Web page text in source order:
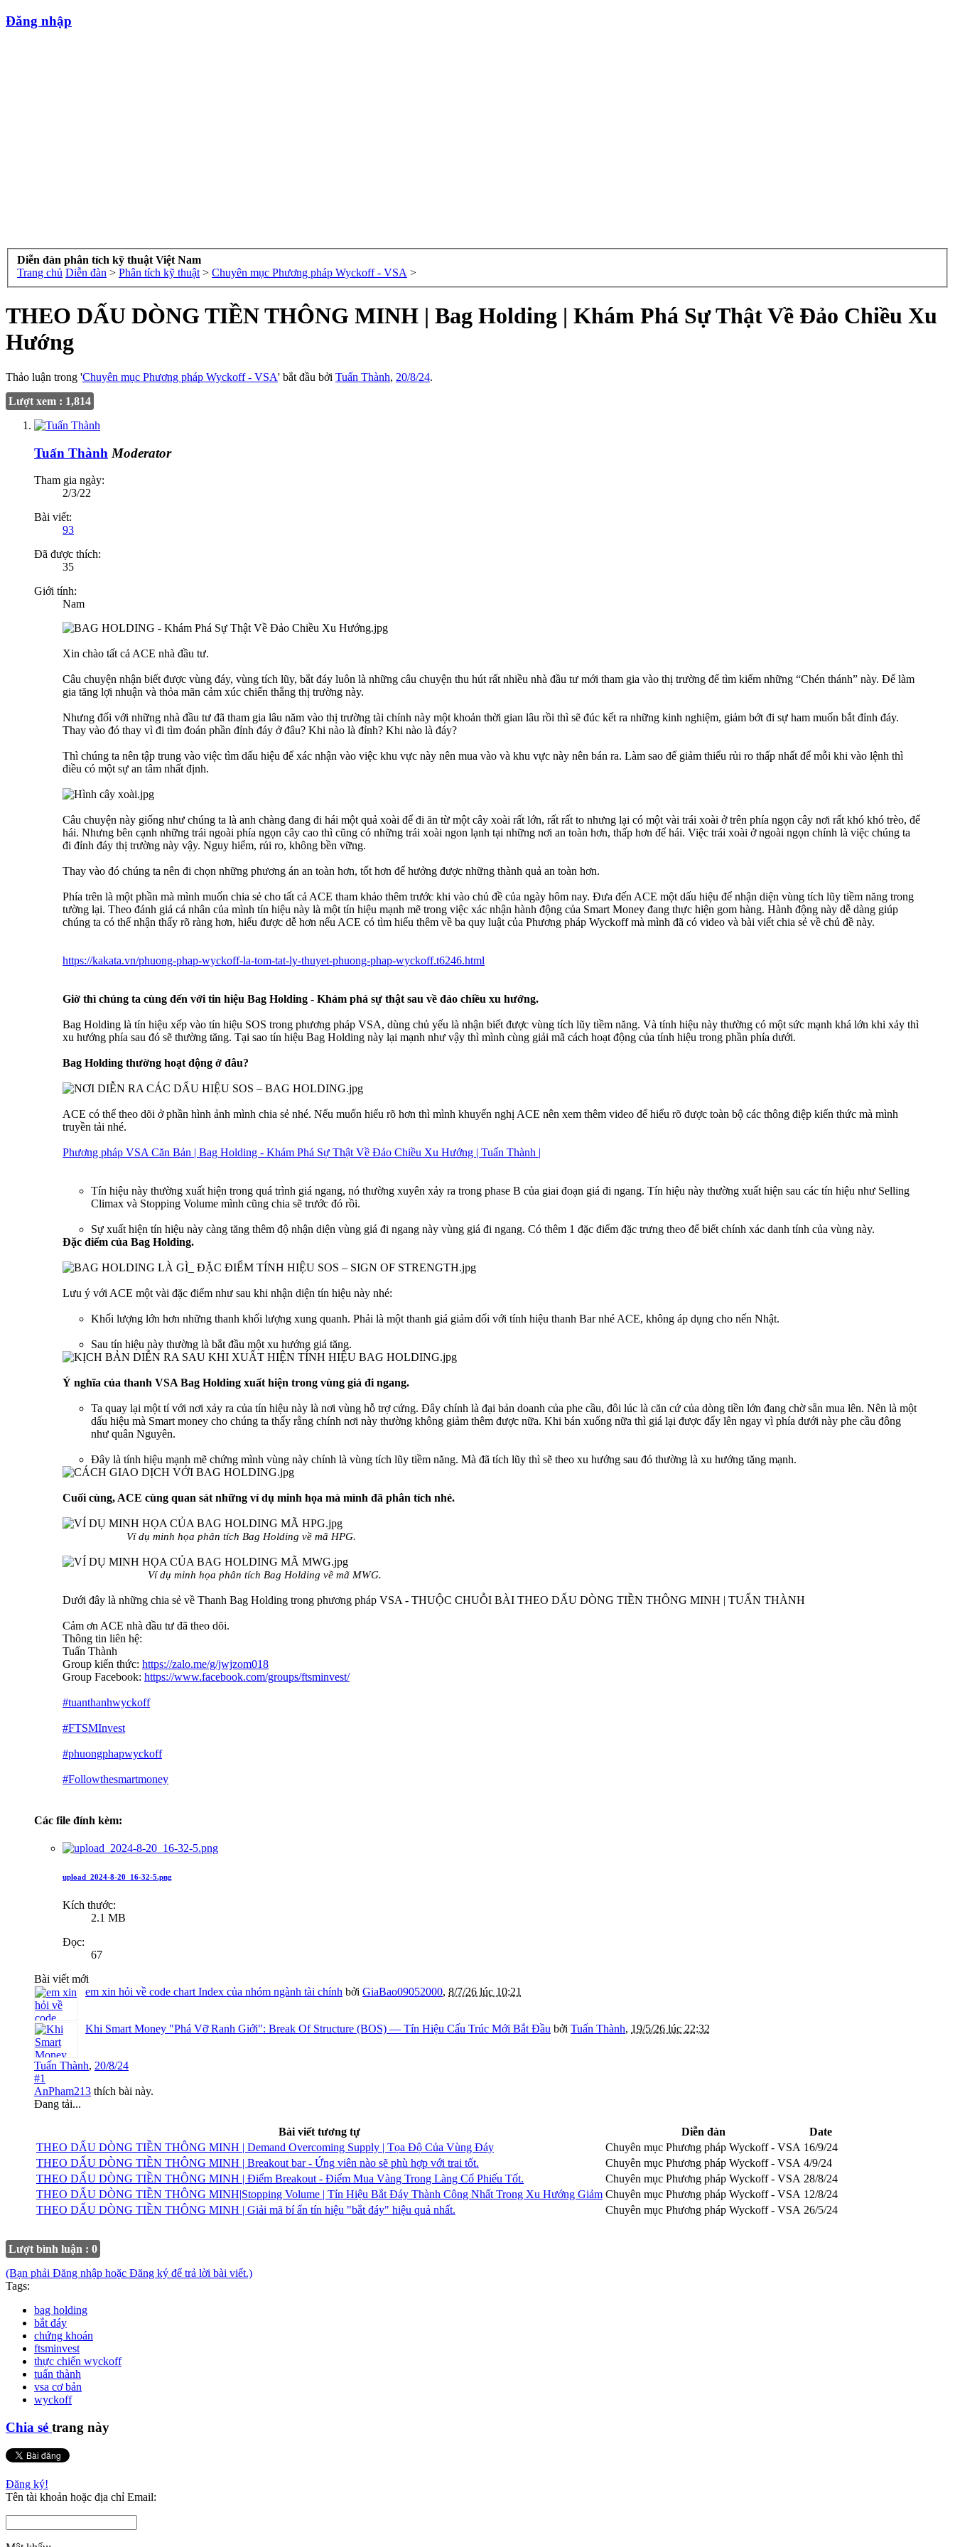
Đăng nhập
Diễn đàn phân tích kỹ thuật Việt Nam
Trang chủ Diễn đàn > Phân tích kỹ thuật > Chuyên mục Phương pháp Wyckoff - VSA >
THEO DẤU DÒNG TIỀN THÔNG MINH | Bag Holding | Khám Phá Sự Thật Về Đảo Chiều Xu
Hướng
Thảo luận trong 'Chuyên mục Phương pháp Wyckoff - VSA' bắt đầu bởi Tuấn Thành, 20/8/24.
Lượt xem : 1,814
Tuấn Thành Moderator
Tham gia ngày:
2/3/22
Bài viết:
93
Đã được thích:
35
Giới tính:
Nam
Xin chào tất cả ACE nhà đầu tư.
Câu chuyện nhận biết được vùng đáy, vùng tích lũy, bắt đáy luôn là những câu chuyện thu hút rất nhiều nhà đầu tư mới tham gia vào thị trường để tìm kiếm những “Chén thánh” này. Để làm
gia tăng lợi nhuận và thỏa mãn cảm xúc chiến thắng thị trường này.
Nhưng đối với những nhà đầu tư đã tham gia lâu năm vào thị trường tài chính này một khoản thời gian lâu rồi thì sẽ đúc kết ra những kinh nghiệm, giảm bớt đi sự ham muốn bắt đỉnh đáy.
Thay vào đó thay vì đi tìm đoán phần đỉnh đáy ở đâu? Khi nào là đỉnh? Khi nào là đáy?
Thì chúng ta nên tập trung vào việc tìm dấu hiệu để xác nhận vào việc khu vực này nên mua vào và khu vực này nên bán ra. Làm sao để giảm thiểu rủi ro thấp nhất để mỗi khi vào lệnh thì
điều có một sự an tâm nhất định.
Câu chuyện này giống như chúng ta là anh chàng đang đi hái một quả xoài để đi ăn từ một cây xoài rất lớn, rất rất to nhưng lại có một vài trái xoài ở trên phía ngọn cây nơi rất khó khó trèo, để
hái. Nhưng bên cạnh những trái ngoài phía ngọn cây cao thì cũng có những trái xoài ngon lạnh tại những nơi an toàn hơn, thấp hơn để hái. Việc trái xoài ở ngoài ngọn chính là việc chúng ta
đi đỉnh đáy thị trường này vậy. Nguy hiểm, rủi ro, không bền vững.
Thay vào đó chúng ta nên đi chọn những phương án an toàn hơn, tốt hơn để hưởng được những thành quả an toàn hơn.
Phía trên là một phần mà mình muốn chia sẻ cho tất cả ACE tham khảo thêm trước khi vào chủ đề của ngày hôm nay. Đưa đến ACE một dấu hiệu để nhận diện vùng tích lũy tiềm năng trong
tường lại. Theo đánh giá cá nhân của mình tín hiệu này là một tín hiệu mạnh mẽ trong việc xác nhận hành động của Smart Money đang thực hiện gom hàng. Hành động này dễ dàng giúp
chúng ta có thể nhận thấy rõ ràng hơn, hiểu được dễ hơn nếu ACE có tìm hiểu thêm về ba quy luật của Phương pháp Wyckoff mà mình đã có video và bài viết chia sẻ về chủ đề này.
https://kakata.vn/phuong-phap-wyckoff-la-tom-tat-ly-thuyet-phuong-phap-wyckoff.t6246.html
Giờ thì chúng ta cùng đến với tin hiệu Bag Holding - Khám phá sự thật sau về đảo chiều xu hướng.
Bag Holding là tín hiệu xếp vào tín hiệu SOS trong phương pháp VSA, dùng chủ yếu là nhận biết được vùng tích lũy tiềm năng. Và tính hiệu này thường có một sức mạnh khá lớn khi xảy thì
xu hướng phía sau đó sẽ thường tăng. Tại sao tín hiệu Bag Holding này lại mạnh như vậy thì mình cùng giải mã cách hoạt động của tính hiệu trong phần phía dưới.
Bag Holding thường hoạt động ở đâu?
ACE có thể theo dõi ở phần hình ảnh mình chia sẻ nhé. Nếu muốn hiểu rõ hơn thì mình khuyến nghị ACE nên xem thêm video để hiểu rõ được toàn bộ các thông điệp kiến thức mà mình
truyền tải nhé.
Phương pháp VSA Căn Bản | Bag Holding - Khám Phá Sự Thật Về Đảo Chiều Xu Hướng | Tuấn Thành |
Tín hiệu này thường xuất hiện trong quá trình giá ngang, nó thường xuyên xảy ra trong phase B của giai đoạn giá đi ngang. Tín hiệu này thường xuất hiện sau các tín hiệu như Selling
Climax và Stopping Volume mình cũng chia sẽ trước đó rồi.
Sự xuất hiện tín hiệu này càng tăng thêm độ nhận diện vùng giá đi ngang này vùng giá đi ngang. Có thêm 1 đặc điểm đặc trưng theo để biết chính xác danh tính của vùng này.
Đặc điểm của Bag Holding.
Lưu ý với ACE một vài đặc điểm như sau khi nhận diện tín hiệu này nhé:
Khối lượng lớn hơn những thanh khối lượng xung quanh. Phải là một thanh giá giảm đối với tính hiệu thanh Bar nhé ACE, không áp dụng cho nến Nhật.
Sau tín hiệu này thường là bắt đầu một xu hướng giá tăng.
Ý nghĩa của thanh VSA Bag Holding xuất hiện trong vùng giá đi ngang.
Ta quay lại một tí với nơi xảy ra của tín hiệu này là nơi vùng hỗ trợ cứng. Đây chính là đại bản doanh của phe cầu, đôi lúc là căn cứ của dòng tiền lớn đang chờ sẵn mua lên. Nên là một
dấu hiệu mà Smart money cho chúng ta thấy rằng chính nơi này thường không giảm thêm được nữa. Khi bán xuống nữa thì giá lại được đẩy lên ngay vì phía dưới này phe cầu đông
như quân Nguyên.
Đây là tính hiệu mạnh mẽ chứng mình vùng này chính là vùng tích lũy tiềm năng. Mà đã tích lũy thì sẽ theo xu hướng sau đó thường là xu hướng tăng mạnh.
Cuối cùng, ACE cùng quan sát những ví dụ minh họa mà mình đã phân tích nhé.
Ví dụ minh họa phân tích Bag Holding về mã HPG.
Ví dụ minh họa phân tích Bag Holding về mã MWG.
Dưới đây là những chia sẻ về Thanh Bag Holding trong phương pháp VSA - THUỘC CHUỖI BÀI THEO DẤU DÒNG TIỀN THÔNG MINH | TUẤN THÀNH
Cảm ơn ACE nhà đầu tư đã theo dõi.
Thông tin liên hệ:
Tuấn Thành
Group kiến thức: https://zalo.me/g/jwjzom018
Group Facebook: https://www.facebook.com/groups/ftsminvest/
#tuanthanhwyckoff
#FTSMInvest
#phuongphapwyckoff
#Followthesmartmoney
Các file đính kèm:
upload_2024-8-20_16-32-5.png
Kích thước:
2.1 MB
Đọc:
67
Bài viết mới
em xin hỏi về code chart Index của nhóm ngành tài chính bởi GiaBao09052000, 8/7/26 lúc 10:21
Khi Smart Money "Phá Vỡ Ranh Giới": Break Of Structure (BOS) — Tín Hiệu Cấu Trúc Mới Bắt Đầu bởi Tuấn Thành, 19/5/26 lúc 22:32
Tuấn Thành, 20/8/24
#1
AnPham213 thích bài này.
Đang tải...
Bài viết tương tự Diễn đàn
Date
THEO DẤU DÒNG TIỀN THÔNG MINH | Demand Overcoming Supply | Tọa Độ Của Vùng Đáy
Chuyên mục Phương pháp Wyckoff - VSA 16/9/24
THEO DẤU DÒNG TIỀN THÔNG MINH | Breakout bar - Ứng viên nào sẽ phù hợp với trai tốt.
Chuyên mục Phương pháp Wyckoff - VSA 4/9/24
THEO DẤU DÒNG TIỀN THÔNG MINH | Điểm Breakout - Điểm Mua Vàng Trong Làng Cổ Phiếu Tốt.
Chuyên mục Phương pháp Wyckoff - VSA 28/8/24
THEO DẤU DÒNG TIỀN THÔNG MINH|Stopping Volume | Tín Hiệu Bắt Đáy Thành Công Nhất Trong Xu Hướng Giảm Chuyên mục Phương pháp Wyckoff - VSA 12/8/24
THEO DẤU DÒNG TIỀN THÔNG MINH | Giải mã bí ẩn tín hiệu "bắt đáy" hiệu quả nhất.
Chuyên mục Phương pháp Wyckoff - VSA 26/5/24
Lượt bình luận : 0
(Bạn phải Đăng nhập hoặc Đăng ký để trả lời bài viết.)
Tags:
bag holding
bắt đáy
chứng khoán
ftsminvest
thực chiến wyckoff
tuấn thành
vsa cơ bản
wyckoff
Chia sẻ trang này
Đăng ký!
Tên tài khoản hoặc địa chỉ Email: